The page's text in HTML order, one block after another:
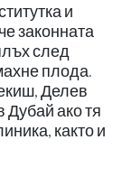
и
законната
след
плода.
Делев
Дубай ако тя
както и